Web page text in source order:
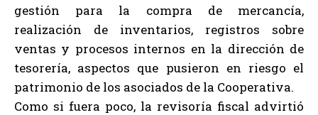
gestión para la compra de mercancía,
realización de inventarios, registros sobre
ventas y procesos internos en la dirección de
tesorería, aspectos que pusieron en riesgo el
patrimonio de los asociados de la Cooperativa.
Como si fuera poco, la revisoría fiscal advirtió